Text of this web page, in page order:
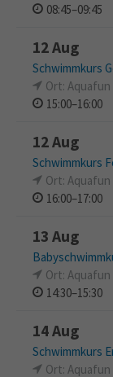
08:45–09:45
12 Aug
Schwimmkurs
Ort:
15:00–16:00
12 Aug
Schwimmkurs
Ort:
16:00–17:00
13 Aug
Ort:
14:30–15:30
14 Aug
Schwimmkurs
Ort: